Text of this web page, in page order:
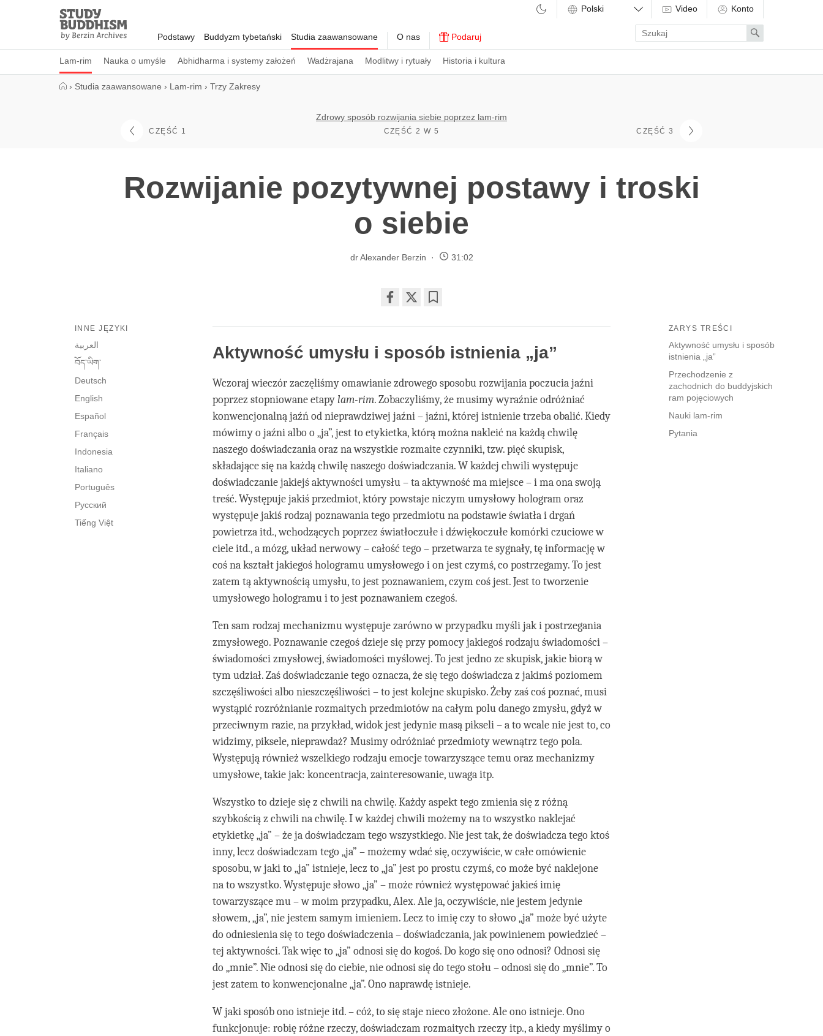
Study
Buddhism
Home
Podstawy Buddyzm tybetański Studia zaawansowane
Lam-rim Nauka o umyśle Abhidharma i systemy założeń Wadżrajana Modlitwy i rytuały Historia i kultura
O nas Podaruj
Video Konto
Enter
search
term
Search
› Studia zaawansowane › Lam-rim › Trzy Zakresy
CZĘŚĆ 1
Zdrowy sposób rozwijania siebie poprzez lam-rim
CZĘŚĆ 2 W 5 CZĘŚĆ 3
Rozwijanie pozytywnej postawy i troski
o siebie
dr Alexander Berzin 31:02
on
facebook
ZARYS TREŚCI
Aktywność umysłu i sposób
istnienia „ja”
Przechodzenie z
zachodnich do buddyjskich
ram pojęciowych
Nauki lam-rim
Pytania
INNE JĘZYKI
العربية
བོད་ཡིག་
Deutsch
English
Español
Français
Indonesia
Italiano
Português
Русский
Tiếng Việt
Aktywność umysłu i sposób istnienia „ja”
Wczoraj wieczór zaczęliśmy omawianie zdrowego sposobu rozwijania poczucia jaźni
poprzez stopniowane etapy lam-rim. Zobaczyliśmy, że musimy wyraźnie odróżniać
konwencjonalną jaźń od nieprawdziwej jaźni – jaźni, której istnienie trzeba obalić. Kiedy
mówimy o jaźni albo o „ja”, jest to etykietka, którą można nakleić na każdą chwilę
naszego doświadczania oraz na wszystkie rozmaite czynniki, tzw. pięć skupisk,
składające się na każdą chwilę naszego doświadczania. W każdej chwili występuje
doświadczanie jakiejś aktywności umysłu – ta aktywność ma miejsce – i ma ona swoją
treść. Występuje jakiś przedmiot, który powstaje niczym umysłowy hologram oraz
występuje jakiś rodzaj poznawania tego przedmiotu na podstawie światła i drgań
powietrza itd., wchodzących poprzez światłoczułe i dźwiękoczułe komórki czuciowe w
ciele itd., a mózg, układ nerwowy – całość tego – przetwarza te sygnały, tę informację w
coś na kształt jakiegoś hologramu umysłowego i on jest czymś, co postrzegamy. To jest
zatem tą aktywnością umysłu, to jest poznawaniem, czym coś jest. Jest to tworzenie
umysłowego hologramu i to jest poznawaniem czegoś.
Ten sam rodzaj mechanizmu występuje zarówno w przypadku myśli jak i postrzegania
zmysłowego. Poznawanie czegoś dzieje się przy pomocy jakiegoś rodzaju świadomości –
świadomości zmysłowej, świadomości myślowej. To jest jedno ze skupisk, jakie biorą w
tym udział. Zaś doświadczanie tego oznacza, że się tego doświadcza z jakimś poziomem
szczęśliwości albo nieszczęśliwości – to jest kolejne skupisko. Żeby zaś coś poznać, musi
wystąpić rozróżnianie rozmaitych przedmiotów na całym polu danego zmysłu, gdyż w
przeciwnym razie, na przykład, widok jest jedynie masą pikseli – a to wcale nie jest to, co
widzimy, piksele, nieprawdaż? Musimy odróżniać przedmioty wewnątrz tego pola.
Występują również wszelkiego rodzaju emocje towarzyszące temu oraz mechanizmy
umysłowe, takie jak: koncentracja, zainteresowanie, uwaga itp.
Wszystko to dzieje się z chwili na chwilę. Każdy aspekt tego zmienia się z różną
szybkością z chwili na chwilę. I w każdej chwili możemy na to wszystko naklejać
etykietkę „ja” – że ja doświadczam tego wszystkiego. Nie jest tak, że doświadcza tego ktoś
inny, lecz doświadczam tego „ja” – możemy wdać się, oczywiście, w całe omówienie
sposobu, w jaki to „ja” istnieje, lecz to „ja” jest po prostu czymś, co może być naklejone
na to wszystko. Występuje słowo „ja” – może również występować jakieś imię
towarzyszące mu – w moim przypadku, Alex. Ale ja, oczywiście, nie jestem jedynie
słowem, „ja”, nie jestem samym imieniem. Lecz to imię czy to słowo „ja” może być użyte
do odniesienia się to tego doświadczenia – doświadczania, jak powinienem powiedzieć –
tej aktywności. Tak więc to „ja” odnosi się do kogoś. Do kogo się ono odnosi? Odnosi się
do „mnie”. Nie odnosi się do ciebie, nie odnosi się do tego stołu – odnosi się do „mnie”. To
jest zatem to konwencjonalne „ja”. Ono naprawdę istnieje.
W jaki sposób ono istnieje itd. – cóż, to się staje nieco złożone. Ale ono istnieje. Ono
funkcjonuje: robię różne rzeczy, doświadczam rozmaitych rzeczy itp., a kiedy myślimy o